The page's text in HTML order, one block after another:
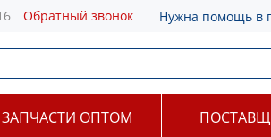
Обратный звонок Нужна помощь в
ЗАПЧАСТИ ОПТОМ